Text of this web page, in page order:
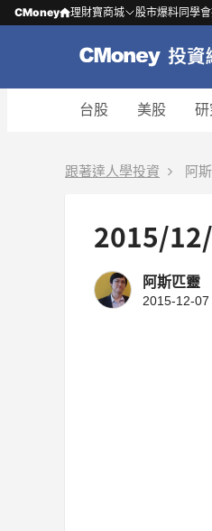
CMoney 理財寶商城 股市爆料同學會
台股 美股 研
跟著達人學投資 阿
2015/
阿斯匹靈
2015-12-